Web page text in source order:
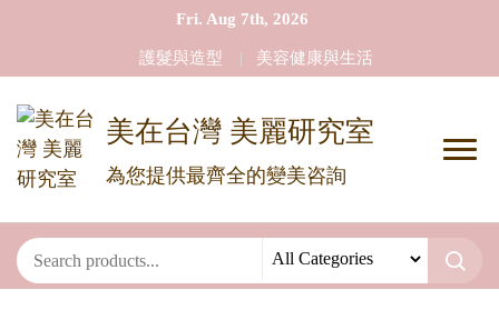
Fri. Aug 7th, 2026
護髮與造型 美容健康與生活
美在台灣 美麗研究室
為您提供最齊全的變美咨詢